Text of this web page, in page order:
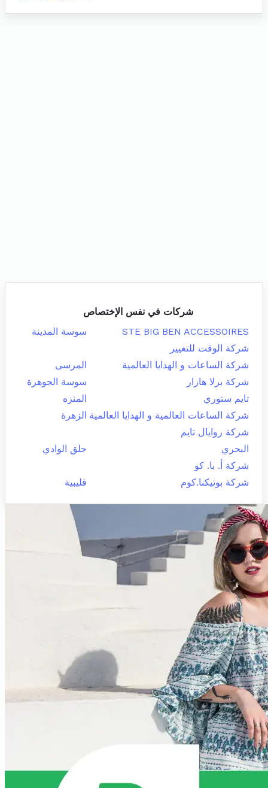
شركات في نفس الإختصاص
STE BIG BEN ACCESSOIRES
سوسة المدينة
شركة الوقت للتغيير
شركة الساعات و الهدايا العالمية
المرسى
شركة برلا هازار
سوسة الجوهرة
تايم ستوري
المنزه
شركة الساعات العالمية و الهدايا العالمية الزهرة
شركة روايال تايم
البحري
حلق الوادي
شركة أ. با. كو
شركة بوتيكنا.كوم
قليبية